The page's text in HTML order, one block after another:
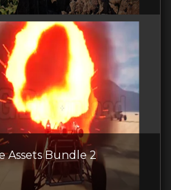
Assets Bundle 2